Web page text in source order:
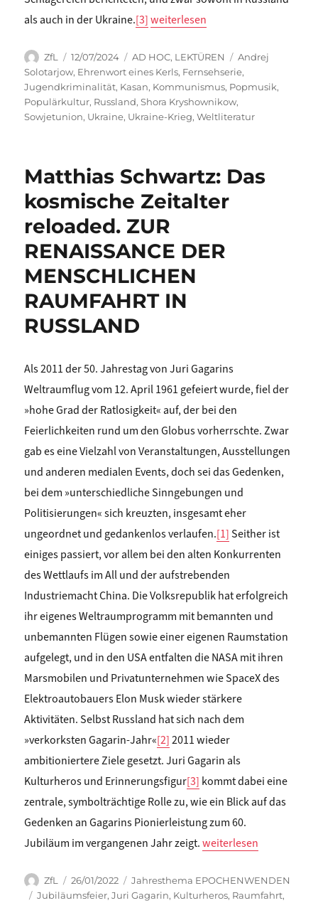
als auch in der Ukraine.[3]„Matthias Schwartz: IN DER WELT
weiterlesen
Autor
ZfL
Veröffentlicht
am
12/07/2024 Kategorien
AD HOC, LEKTÜREN Schlagwörter
Andrej
Solotarjow, Ehrenwort eines Kerls, Fernsehserie,
Jugendkriminalität, Kasan, Kommunismus, Popmusik,
Populärkultur, Russland,Shora Kryshownikow,
Sowjetunion, Ukraine, Ukraine-Krieg,Weltliteratur
Matthias Schwartz: Das
kosmische Zeitalter
reloaded. ZUR
RENAISSANCE DER
MENSCHLICHEN
RAUMFAHRT IN
RUSSLAND
Als 2011 der 50. Jahrestag von Juri Gagarins
Weltraumflug vom 12. April 1961 gefeiert wurde, fiel der
»hohe Grad der Ratlosigkeit« auf, der bei den
Feierlichkeiten rund um den Globus vorherrschte. Zwar
gab es eine Vielzahl von Veranstaltungen, Ausstellungen
und anderen medialen Events, doch sei das Gedenken,
bei dem »unterschiedliche Sinngebungen und
Politisierungen« sich kreuzten, insgesamt eher
ungeordnet und gedankenlos verlaufen.[1] Seither ist
einiges passiert, vor allem bei den alten Konkurrenten
des Wettlaufs im All und der aufstrebenden
Industriemacht China. Die Volksrepublik hat erfolgreich
ihr eigenes Weltraumprogramm mit bemannten und
unbemannten Flügen sowie einer eigenen Raumstation
aufgelegt, und in den USA entfalten die NASA mit ihren
Marsmobilen und Privatunternehmen wie SpaceX des
Elektroautobauers Elon Musk wieder stärkere
Aktivitäten. Selbst Russland hat sich nach dem
»verkorksten Gagarin-Jahr«[2]2011 wieder
ambitioniertere Ziele gesetzt. Juri Gagarin als
Kulturheros und Erinnerungsfigur[3] kommt dabei eine
zentrale, symbolträchtige Rolle zu, wie ein Blick auf das
Gedenken an Gagarins Pionierleistung zum 60.
Jubiläum im vergangenen Jahr zeigt.„Matthias Schwartz: Das
weiterlesen
Autor
ZfL
Veröffentlicht
am
26/01/2022 Kategorien
Jahresthema EPOCHENWENDEN
Schlagwörter
Jubiläumsfeier,Juri Gagarin, Kulturheros, Raumfahrt,